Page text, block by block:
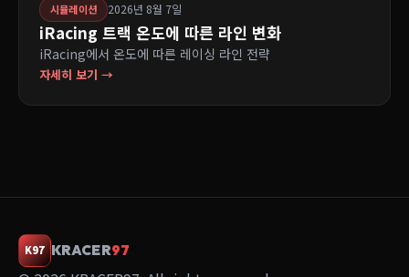
시뮬레이션 2026년 8월 7일
iRacing 트랙 온도에 따른 라인 변화
iRacing에서 온도에 따른 레이싱 라인 전략
자세히 보기 →
K97 KRACER97